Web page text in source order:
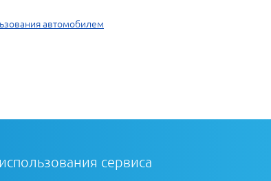
автомобилем
сервиса